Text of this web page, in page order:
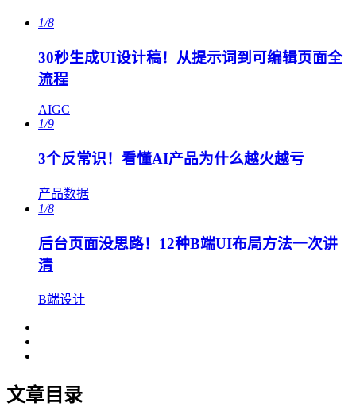
1/8
30秒生成UI设计稿！从提示词到可编辑页面全
流程
AIGC
1/9
3个反常识！看懂AI产品为什么越火越亏
产品数据
1/8
后台页面没思路！12种B端UI布局方法一次讲
清
B端设计
文章目录